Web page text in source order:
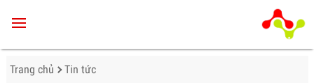
MENU
Trang chủ
Tin tức